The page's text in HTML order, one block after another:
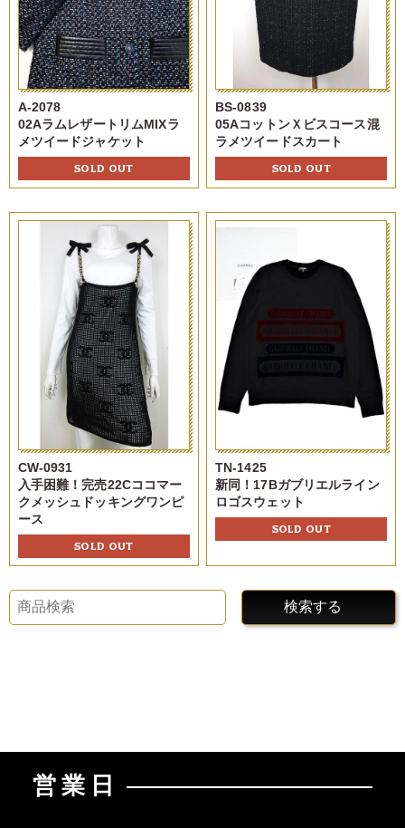
A-2078
02AラムレザートリムMIXラ
メツイードジャケット
SOLD OUT
BS-0839
05AコットンＸビスコース混
ラメツイードスカート
SOLD OUT
CW-0931
入手困難！完売22Cココマー
クメッシュドッキングワンピ
ース
SOLD OUT
TN-1425
新同！17Bガブリエルライン
ロゴスウェット
SOLD OUT
検索する
営業日